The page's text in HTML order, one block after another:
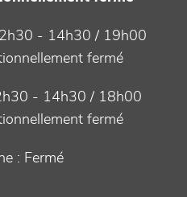
- 14h30 / 19h00
fermé
- 14h30 / 18h00
fermé
: Fermé